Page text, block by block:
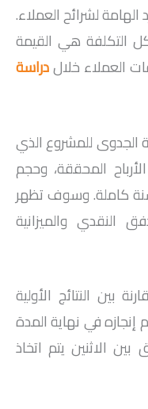
الهامة لشرائح العملاء.
التكلفة هي القيمة
العملاء خلالدراسة
الجدوى للمشروع الذي
المحققة، وحجم
كاملة. وسوف تظهر
النقدي والميزانية
بين النتائج الأولية
إنجازه في نهاية المدة
بين الاثنين يتم اتخاذ